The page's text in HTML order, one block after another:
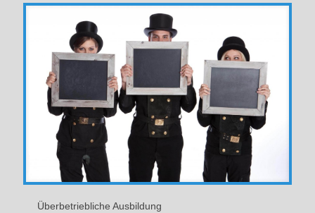
Überbetriebliche Ausbildung